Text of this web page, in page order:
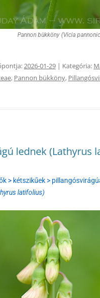
Pannon bükköny (Vicia
2026-01-29 | Kategória:
, Pannon bükköny,
lednek (Lathyrus
> kétszikűek >
latifolius)